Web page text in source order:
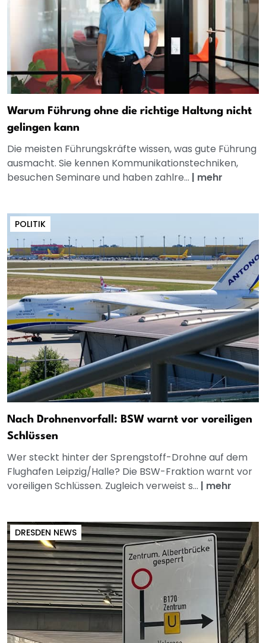
Warum Führung ohne die richtige Haltung nicht
gelingen kann
Die meisten Führungskräfte wissen, was gute Führung
ausmacht. Sie kennen Kommunikationstechniken,
besuchen Seminare und haben zahlre... | mehr
POLITIK
Nach Drohnenvorfall: BSW warnt vor voreiligen
Schlüssen
Wer steckt hinter der Sprengstoff-Drohne auf dem
Flughafen Leipzig/Halle? Die BSW-Fraktion warnt vor
voreiligen Schlüssen. Zugleich verweist s... | mehr
DRESDEN NEWS